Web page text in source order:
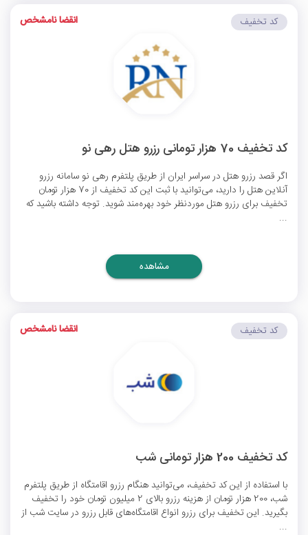
کد تخفیف 70 هزار تومانی رزرو هتل رهی نو
اگر قصد رزرو هتل در سراسر ایران از طریق پلتفرم رهی نو سامانه رزرو
آنلاین هتل را دارید، می‌توانید با ثبت این کد تخفیف از 70 هزار تومان
تخفیف برای رزرو هتل موردنظر خود بهره‌مند شوید. توجه داشته باشید که
...
کد تخفیف انقضا نامشخص
مشاهده
کد تخفیف 200 هزار تومانی شب
با استفاده از این کد تخفیف، می‌توانید هنگام رزرو اقامتگاه از طریق پلتفرم
شب، 200 هزار تومان از هزینه رزرو بالای 2 میلیون تومان خود را تخفیف
بگیرید. این تخفیف برای رزرو انواع اقامتگاه‌های قابل رزرو در سایت شب از
...
کد تخفیف انقضا نامشخص